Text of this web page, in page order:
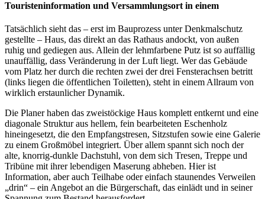
Touristeninformation und Versammlungsort in einem
Tatsächlich sieht das – erst im Bauprozess unter Denkmalschutz
gestellte – Haus, das direkt an das Rathaus andockt, von außen
ruhig und gediegen aus. Allein der lehmfarbene Putz ist so auffällig
unauffällig, dass Veränderung in der Luft liegt. Wer das Gebäude
vom Platz her durch die rechten zwei der drei Fensterachsen betritt
(links liegen die öffentlichen Toiletten), steht in einem Allraum von
wirklich erstaunlicher Dynamik.
Die Planer haben das zweistöckige Haus komplett entkernt und eine
diagonale Struktur aus hellem, fein bearbeiteten Eschenholz
hineingesetzt, die den Empfangstresen, Sitzstufen sowie eine Galerie
zu einem Großmöbel integriert. Über allem spannt sich noch der
alte, knorrig-dunkle Dachstuhl, von dem sich Tresen, Treppe und
Tribüne mit ihrer lebendigen Maserung abheben. Hier ist
Information, aber auch Teilhabe oder einfach staunendes Verweilen
„drin“ – ein Angebot an die Bürgerschaft, das einlädt und in seiner